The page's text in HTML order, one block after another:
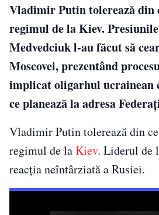
Vladimir Putin tolerează din
regimul de la Kiev.
Medvedciuk l-au făcut să
Moscovei, prezentând
implicat oligarhul ucrainean
ce planează la adresa
Vladimir Putin tolerează din
regimul de laKiev. Liderul de
reacția neîntârziată a Rusiei.